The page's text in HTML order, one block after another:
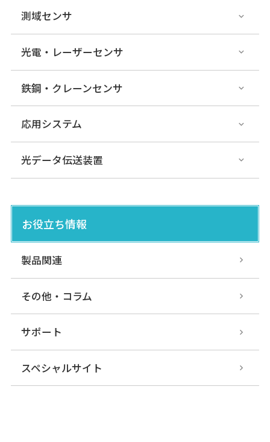
測域センサ
光電・レーザーセンサ
鉄鋼・クレーンセンサ
応用システム
光データ伝送装置
お役立ち情報
製品関連
その他・コラム
サポート
スペシャルサイト